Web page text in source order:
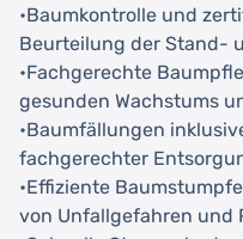
•Baumkontrolle und
Beurteilung der Stand-
•Fachgerechte
gesunden Wachstums
•Baumfällungen
fachgerechter
•Effiziente
von Unfallgefahren und